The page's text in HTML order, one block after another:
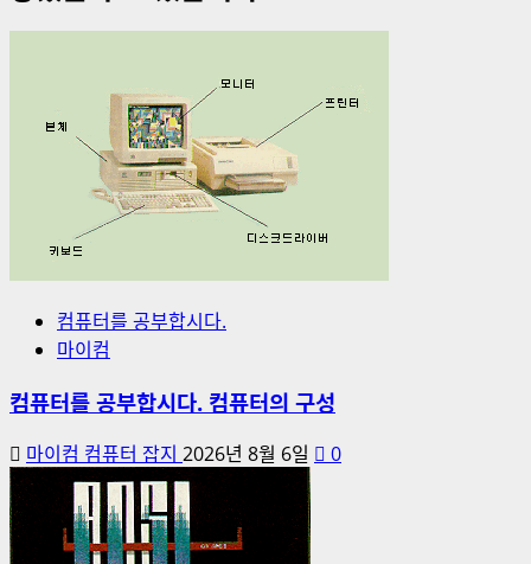
컴퓨터를 공부합시다.
마이컴
컴퓨터를 공부합시다. 컴퓨터의 구성
마이컴 컴퓨터 잡지 2026년 8월 6일 0